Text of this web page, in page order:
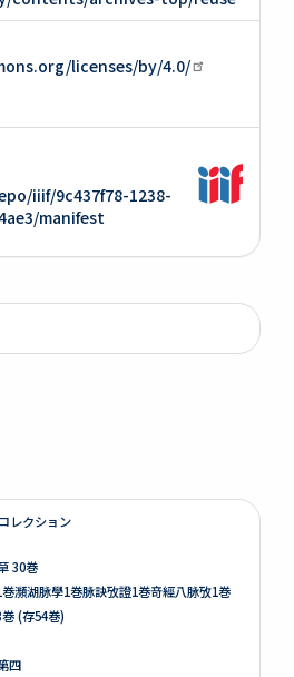
licenses/by/4.0/
iiif/9c437f78-1238-
manifest
レクション
30巻
瀕湖脉學1巻脉訣攷證1巻竒經八脉攷1巻
(存54巻)
四